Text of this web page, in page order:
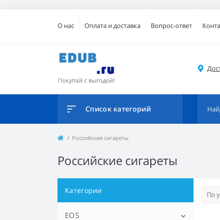
О нас Оплата и доставка Вопрос-ответ
Список категорий
Российские сигареты
Российские сигареты
Категории
EOS